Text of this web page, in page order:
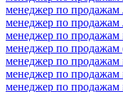
менеджер по продажам
менеджер по продажам
менеджер по продажам
менеджер по
менеджер по продажам
менеджер по продажам
менеджер по продажам